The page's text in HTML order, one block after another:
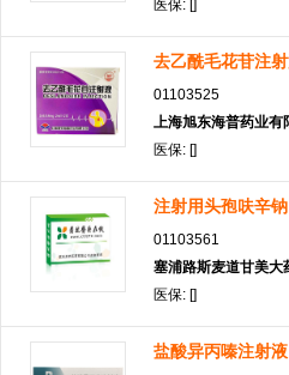
医保: []
去乙酰毛花苷注
01103525
上海旭东海普药业有
医保: []
注射用头孢呋辛钠
01103561
塞浦路斯麦道甘美大
医保: []
盐酸异丙嗪注射液